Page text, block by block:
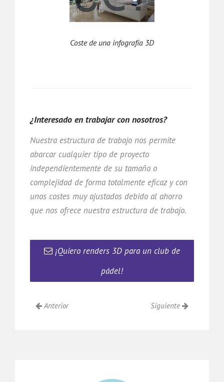
Coste de una infografía 3D
¿Interesado en trabajar con nosotros?
Nuestra estructura de trabajo nos permite
abarcar cualquier tipo de proyecto
independientemente de su tamaño o
complejidad de forma totalmente eficaz y con
unos costes muy ajustados debido al ahorro
que nos ofrece nuestra estructura de trabajo.
¡Quiero renders 3D para un club de
pádel!
Anterior Siguiente